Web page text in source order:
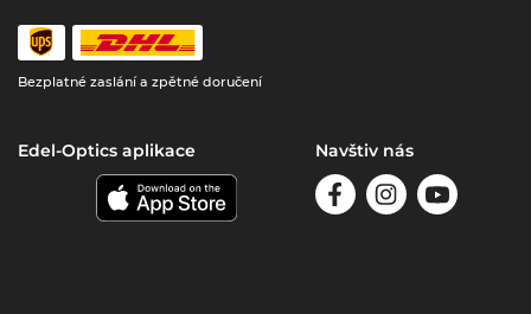
Bezplatné zaslání a zpětné doručení
Edel-Optics aplikace Navštiv nás